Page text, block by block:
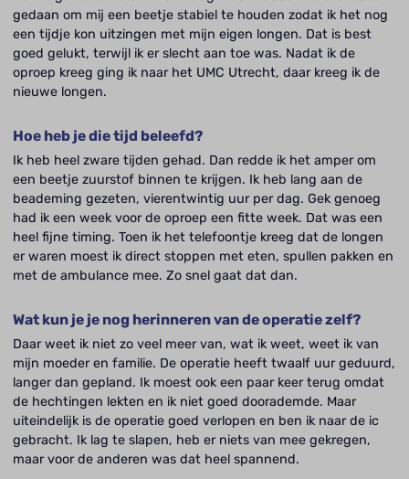
gedaan om mij een beetje stabiel te houden zodat ik het nog
een tijdje kon uitzingen met mijn eigen longen. Dat is best
goed gelukt, terwijl ik er slecht aan toe was. Nadat ik de
oproep kreeg ging ik naar het UMC Utrecht, daar kreeg ik de
nieuwe longen.
Hoe heb je die tijd beleefd?
Ik heb heel zware tijden gehad. Dan redde ik het amper om
een beetje zuurstof binnen te krijgen. Ik heb lang aan de
beademing gezeten, vierentwintig uur per dag. Gek genoeg
had ik een week voor de oproep een fitte week. Dat was een
heel fijne timing. Toen ik het telefoontje kreeg dat de longen
er waren moest ik direct stoppen met eten, spullen pakken en
met de ambulance mee. Zo snel gaat dat dan.
Wat kun je je nog herinneren van de operatie zelf?
Daar weet ik niet zo veel meer van, wat ik weet, weet ik van
mijn moeder en familie. De operatie heeft twaalf uur geduurd,
langer dan gepland. Ik moest ook een paar keer terug omdat
de hechtingen lekten en ik niet goed doorademde. Maar
uiteindelijk is de operatie goed verlopen en ben ik naar de ic
gebracht. Ik lag te slapen, heb er niets van mee gekregen,
maar voor de anderen was dat heel spannend.